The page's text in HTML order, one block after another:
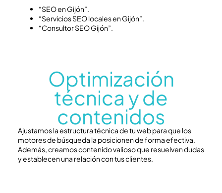
“SEO en Gijón”.
“Servicios SEO locales en Gijón”.
“Consultor SEO Gijón”.
Optimización
técnica y de
contenidos
Ajustamos la estructura técnica de tu web para que los
motores de búsqueda la posicionen de forma efectiva.
Además, creamos contenido valioso que resuelven dudas
y establecen una relación con tus clientes.